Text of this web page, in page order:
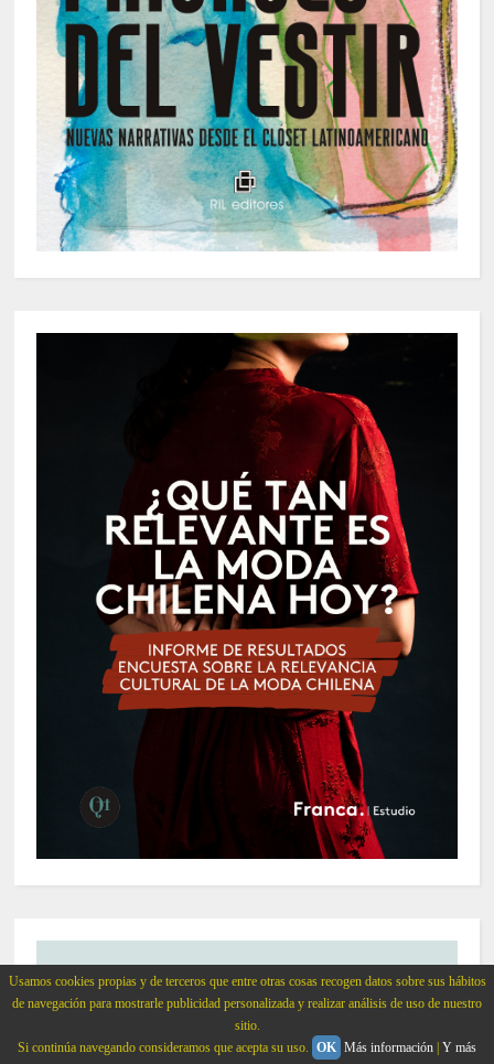
Usamos cookies propias y de terceros que entre otras cosas recogen datos sobre sus hábitos
de navegación para mostrarle publicidad personalizada y realizar análisis de uso de nuestro
sitio.
Si continúa navegando consideramos que acepta su uso. OK Más información Y más